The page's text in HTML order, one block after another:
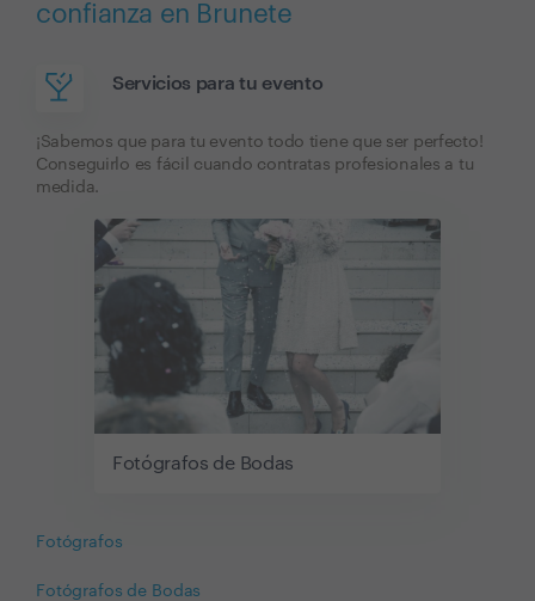
confianza en Brunete
Servicios para tu evento
¡Sabemos que para tu evento todo tiene que ser perfecto!
Conseguirlo es fácil cuando contratas profesionales a tu
medida.
Fotógrafos de Bodas
Fotógrafos
Fotógrafos de Bodas